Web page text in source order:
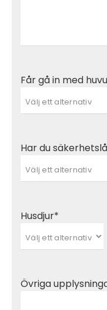
Får gå in med
Har du
Husdjur*
Övriga